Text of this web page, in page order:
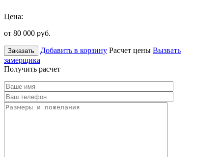
Цена:
от 80 000 руб.
Заказать Добавить в корзину Расчет цены Вызвать
замерщика
Получить расчет